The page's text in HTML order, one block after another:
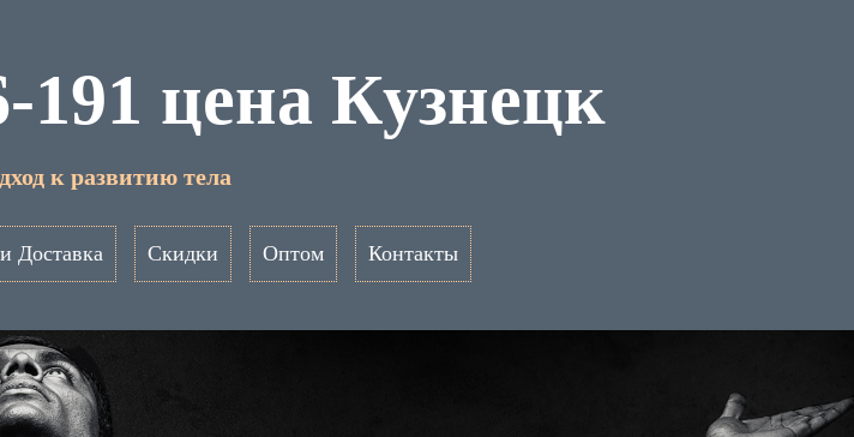
цена Кузнецк
к развитию тела
Доставка Скидки Оптом Контакты